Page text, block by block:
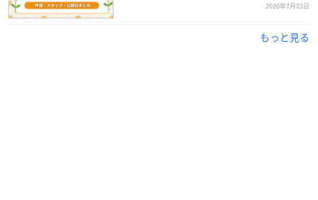
2026年7月03日
もっと見る